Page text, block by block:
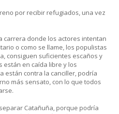
por recibir refugiados, una vez
carrera donde los actores intentan
o como se llame, los populistas
consiguen suficientes escaños y
están en caída libre y los
están contra la canciller, podría
más sensato, con lo que todos
Catañuña, porque podría